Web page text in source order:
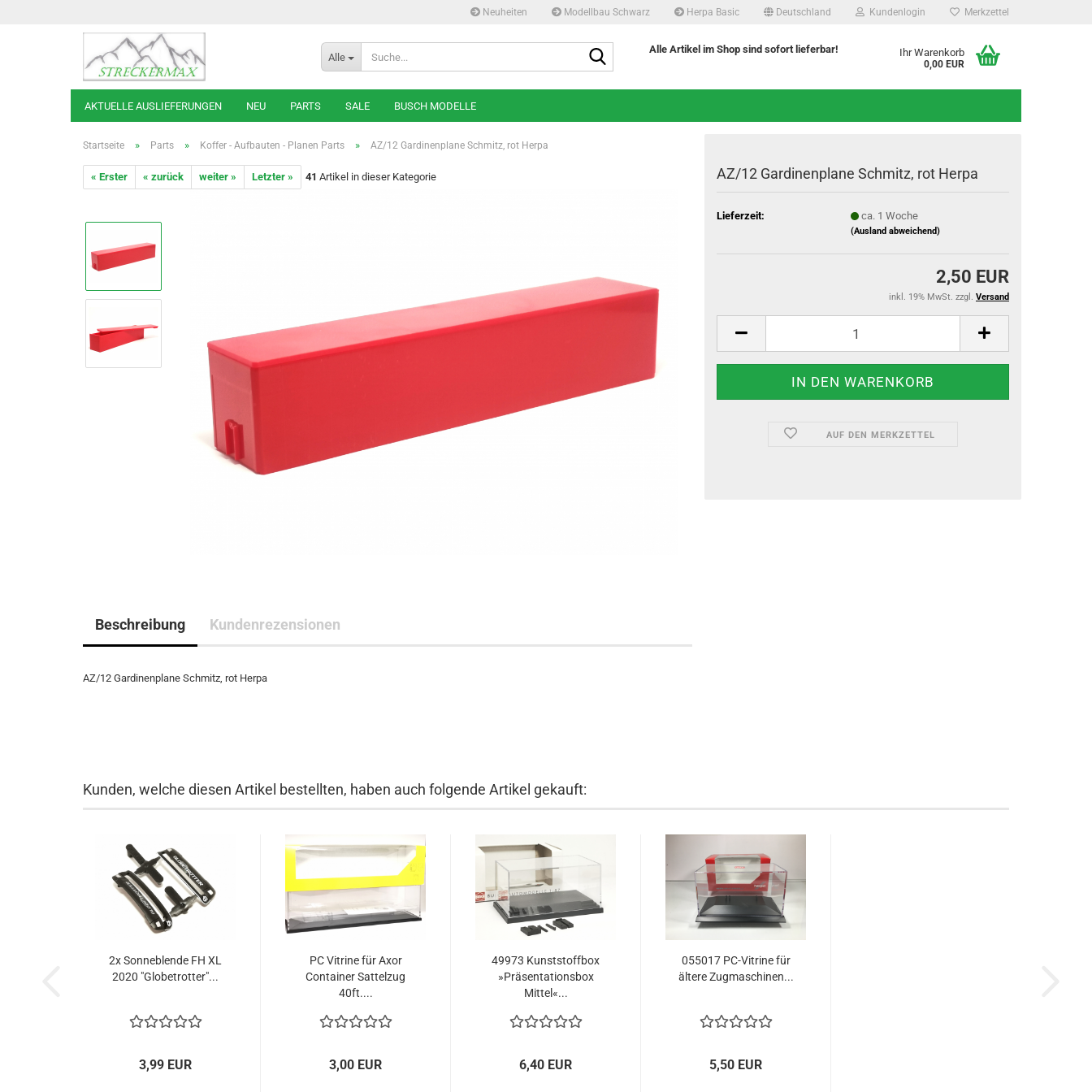
Neuheiten Modellbau Schwarz Herpa Basic Deutschland Kundenlogin Merkzettel
Alle
Alle Artikel im Shop sind sofort lieferbar! Ihr Warenkorb
0,00 EUR
AKTUELLE AUSLIEFERUNGEN NEU PARTS SALE BUSCH MODELLE
Startseite » Parts » Koffer - Aufbauten - Planen Parts » AZ/12 Gardinenplane Schmitz, rot Herpa
« Erster « zurück weiter » Letzter » 41 Artikel in dieser Kategorie AZ/12 Gardinenplane Schmitz, rot Herpa
Lieferzeit: ca. 1 Woche
(Ausland abweichend)
2,50 EUR
inkl. 19% MwSt. zzgl. Versand
AUF DEN MERKZETTEL
Beschreibung Kundenrezensionen
AZ/12 Gardinenplane Schmitz, rot Herpa
Kunden, welche diesen Artikel bestellten, haben auch folgende Artikel gekauft:
2x Sonneblende FH XL
2020 "Globetrotter"...
3,99 EUR
PC Vitrine für Axor
Container Sattelzug
40ft....
3,00 EUR
49973 Kunststoffbox
»Präsentationsbox
Mittel«...
6,40 EUR
055017 PC-Vitrine für
ältere Zugmaschinen...
5,50 EUR